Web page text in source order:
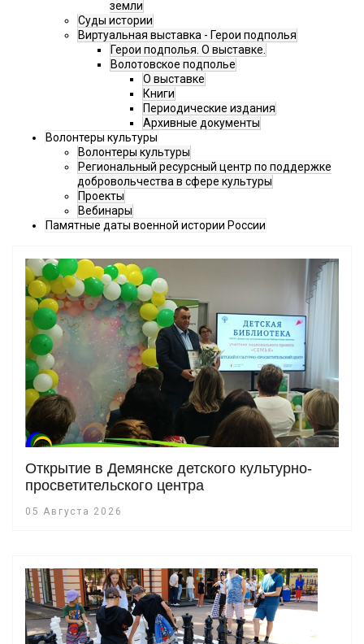
земли
Суды истории
Виртуальная выставка - Герои подполья
Герои подполья. О выставке.
Волотовское подполье
О выставке
Книги
Периодические издания
Архивные документы
Волонтеры культуры
Волонтеры культуры
Региональный ресурсный центр по поддержке
добровольчества в сфере культуры
Проекты
Вебинары
Памятные даты военной истории России
Открытие в Демянске детского культурно-
просветительского центра
05 Августа 2026